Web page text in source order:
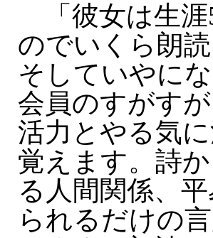
「彼女は生涯
のでいくら朗
そしていやに
会員のすがす
活力とやる気
覚えます。詩
る人間関係、
られるだけの